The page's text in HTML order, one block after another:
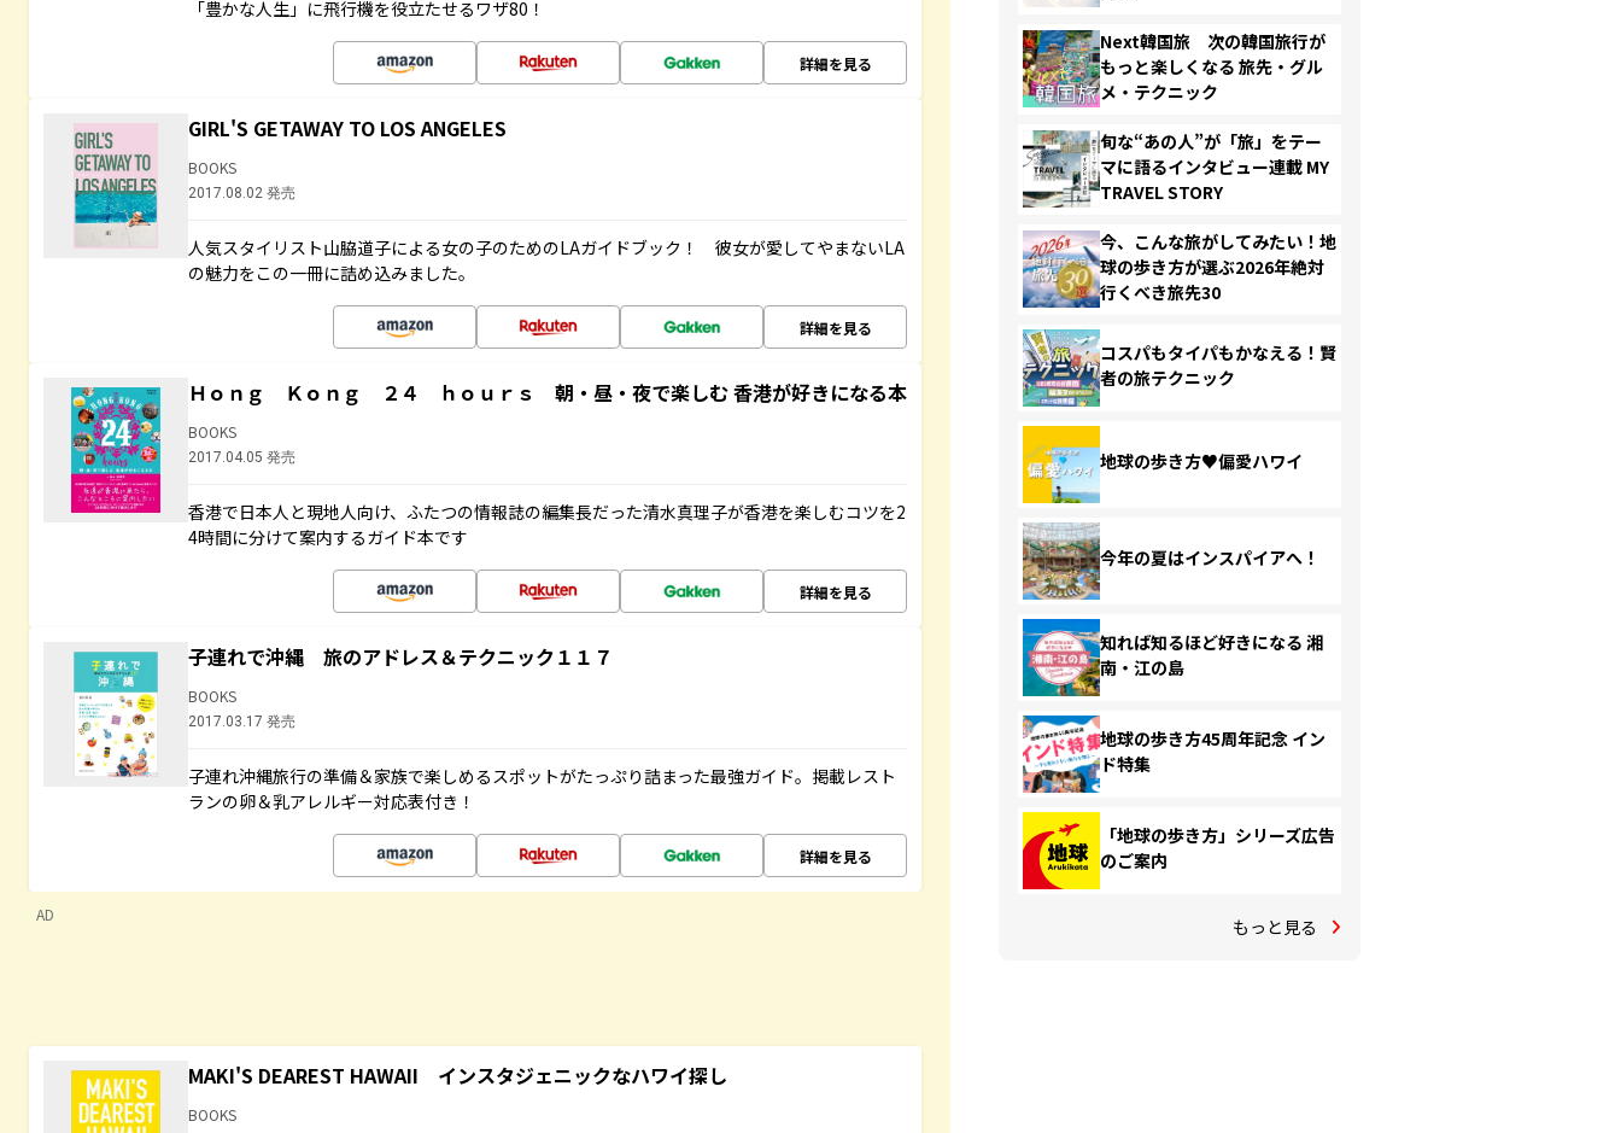
「豊かな人生」に飛行機を役立たせるワザ80！
詳細を見る
GIRL'S GETAWAY TO LOS ANGELES
BOOKS
2017.08.02 発売
人気スタイリスト山脇道子による女の子のためのLAガイドブック！ 彼女が愛してやまないLA
の魅力をこの一冊に詰め込みました。
詳細を見る
Ｈｏｎｇ Ｋｏｎｇ ２４ ｈｏｕｒｓ 朝・昼・夜で楽しむ 香港が好きになる本
BOOKS
2017.04.05 発売
香港で日本人と現地人向け、ふたつの情報誌の編集長だった清水真理子が香港を楽しむコツを2
4時間に分けて案内するガイド本です
詳細を見る
子連れで沖縄 旅のアドレス＆テクニック１１７
BOOKS
2017.03.17 発売
子連れ沖縄旅行の準備＆家族で楽しめるスポットがたっぷり詰まった最強ガイド。掲載レスト
ランの卵＆乳アレルギー対応表付き！
詳細を見る
AD
MAKI'S DEAREST HAWAII インスタジェニックなハワイ探し
BOOKS
Next韓国旅 次の韓国旅行が
もっと楽しくなる 旅先・グル
メ・テクニック
旬な“あの人”が「旅」をテー
マに語るインタビュー連載 MY
TRAVEL STORY
今、こんな旅がしてみたい！地
球の歩き方が選ぶ2026年絶対
行くべき旅先30
コスパもタイパもかなえる！賢
者の旅テクニック
地球の歩き方♥偏愛ハワイ
今年の夏はインスパイアへ！
知れば知るほど好きになる 湘
南・江の島
地球の歩き方45周年記念 イン
ド特集
「地球の歩き方」シリーズ広告
のご案内
もっと見る